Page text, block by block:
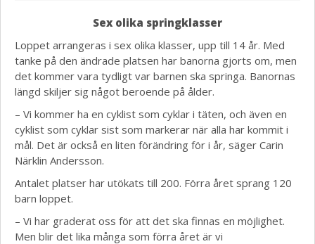
Sex olika springklasser
Loppet arrangeras i sex olika klasser, upp till 14 år. Med
tanke på den ändrade platsen har banorna gjorts om, men
det kommer vara tydligt var barnen ska springa. Banornas
längd skiljer sig något beroende på ålder.
– Vi kommer ha en cyklist som cyklar i täten, och även en
cyklist som cyklar sist som markerar när alla har kommit i
mål. Det är också en liten förändring för i år, säger Carin
Närklin Andersson.
Antalet platser har utökats till 200. Förra året sprang 120
barn loppet.
– Vi har graderat oss för att det ska finnas en möjlighet.
Men blir det lika många som förra året är vi